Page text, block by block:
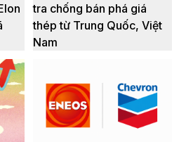
tra chống bán phá giá
thép từ Trung Quốc, Việt
Nam